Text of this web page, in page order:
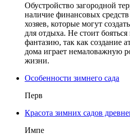
Обустройство загородной
наличие финансовых
хозяев, которые могут
для отдыха. Не стоит
фантазию, так как создание
дома играет немаловажную
жизни.
Особенности зимнего сада
Перв
Красота зимних садов
Импе